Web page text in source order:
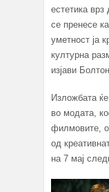
естетика врз
се пренесе
уметност ја
културна
изјави
Изложбата
во модата,
филмовите,
од
на 7 мај